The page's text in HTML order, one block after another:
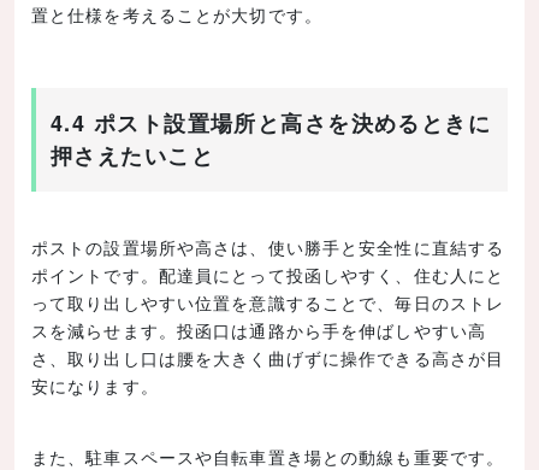
置と仕様を考えることが大切です。
4.4 ポスト設置場所と高さを決めるときに
押さえたいこと
ポストの設置場所や高さは、使い勝手と安全性に直結する
ポイントです。配達員にとって投函しやすく、住む人にと
って取り出しやすい位置を意識することで、毎日のストレ
スを減らせます。投函口は通路から手を伸ばしやすい高
さ、取り出し口は腰を大きく曲げずに操作できる高さが目
安になります。
また、駐車スペースや自転車置き場との動線も重要です。